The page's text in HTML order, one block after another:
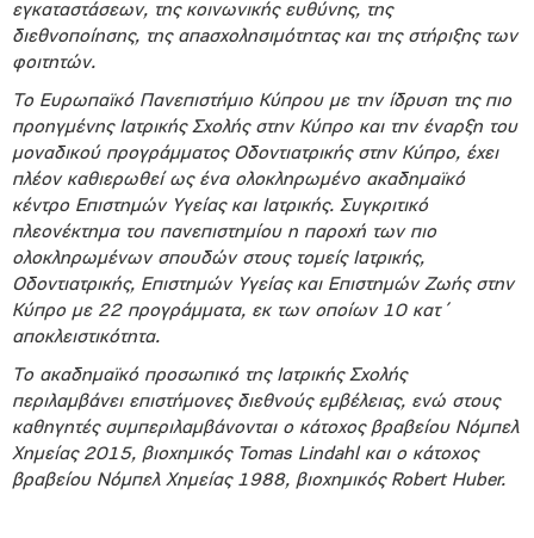
εγκαταστάσεων, της κοινωνικής ευθύνης, της
διεθνοποίησης, της απaσχολησιμότητας και της στήριξης των
φοιτητών.
Το Ευρωπαϊκό Πανεπιστήμιο Κύπρου με την ίδρυση της πιο
προηγμένης Ιατρικής Σχολής στην Κύπρο και την έναρξη του
μοναδικού προγράμματος Οδοντιατρικής στην Κύπρο, έχει
πλέον καθιερωθεί ως ένα ολοκληρωμένο ακαδημαϊκό
κέντρο Επιστημών Υγείας και Ιατρικής. Συγκριτικό
πλεονέκτημα του πανεπιστημίου η παροχή των πιο
ολoκληρωμένων σπουδών στους τομείς Ιατρικής,
Οδοντιατρικής, Επιστημών Υγείας και Επιστημών Ζωής στην
Κύπρο με 22 προγράμματα, εκ των οποίων 10 κατ΄
αποκλειστικότητα.
Το ακαδημαϊκό προσωπικό της Ιατρικής Σχολής
περιλαμβάνει επιστήμονες διεθνούς εμβέλειας, ενώ στους
καθηγητές συμπεριλαμβάνονται ο κάτοχος βραβείου Νόμπελ
Χημείας 2015, βιοχημικός Tomas Lindahl και ο κάτοχος
βραβείου Νόμπελ Χημείας 1988, βιοχημικός Robert Huber.